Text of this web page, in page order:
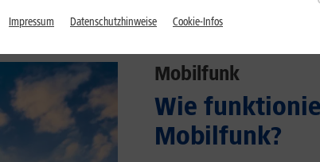
Mobilfunk
Wie
Mobilfunk?
Impressum Datenschutzhinweise Cookie-Infos